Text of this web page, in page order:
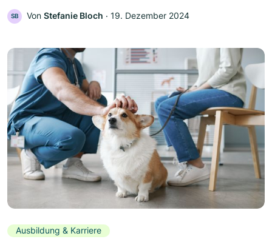
SB Von Stefanie Bloch ‧ 19. Dezember 2024
Ausbildung & Karriere